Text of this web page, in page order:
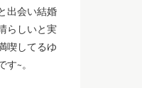
出会い結婚
らしいと実
喫してるゆ
~。